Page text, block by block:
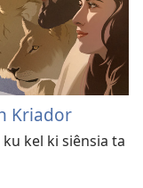
Kriador
kel ki siênsia ta